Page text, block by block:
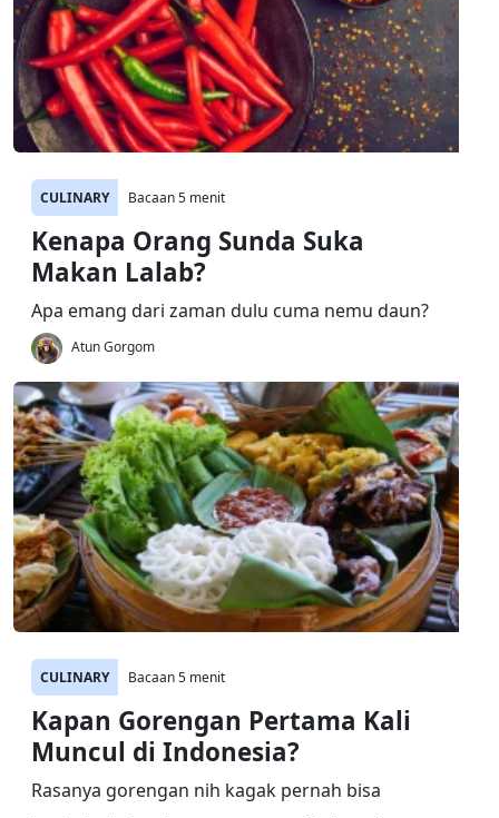
CULINARY Bacaan 5 menit
Kenapa Orang Sunda Suka
Makan Lalab?
Apa emang dari zaman dulu cuma nemu daun?
Atun Gorgom
CULINARY Bacaan 5 menit
Kapan Gorengan Pertama Kali
Muncul di Indonesia?
Rasanya gorengan nih kagak pernah bisa